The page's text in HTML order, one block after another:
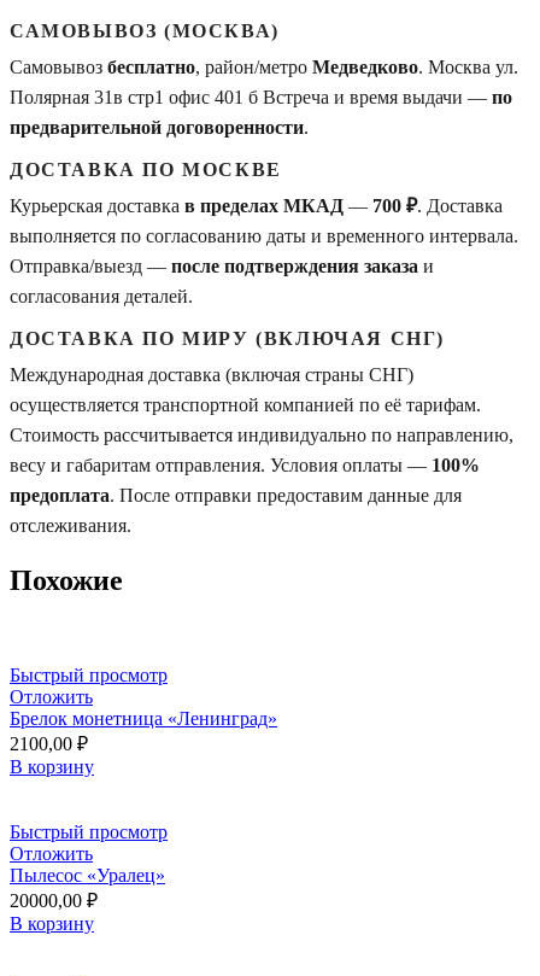
САМОВЫВОЗ (МОСКВА)
Самовывоз бесплатно, район/метро Медведково. Москва ул.
Полярная 31в стр1 офис 401 б Встреча и время выдачи — по
предварительной договоренности.
ДОСТАВКА ПО МОСКВЕ
Курьерская доставка в пределах МКАД — 700 ₽. Доставка
выполняется по согласованию даты и временного интервала.
Отправка/выезд — после подтверждения заказа и
согласования деталей.
ДОСТАВКА ПО МИРУ (ВКЛЮЧАЯ СНГ)
Международная доставка (включая страны СНГ)
осуществляется транспортной компанией по её тарифам.
Стоимость рассчитывается индивидуально по направлению,
весу и габаритам отправления. Условия оплаты — 100%
предоплата. После отправки предоставим данные для
отслеживания.
Похожие
Быстрый просмотр
Отложить
Брелок монетница «Ленинград»
2100,00 ₽
В корзину
Быстрый просмотр
Отложить
Пылесос «Уралец»
20000,00 ₽
В корзину